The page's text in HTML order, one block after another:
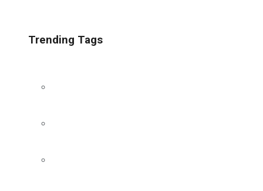
Trending Tags